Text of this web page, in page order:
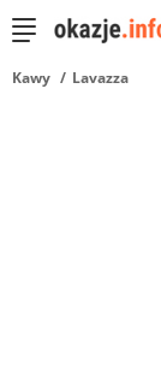
Kawy Lavazza